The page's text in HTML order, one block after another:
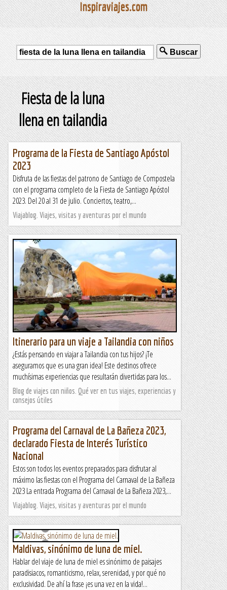
Inspiraviajes.com
Buscar
Fiesta de la luna
llena en tailandia
Programa de la Fiesta de Santiago Apóstol
2023
Disfruta de las fiestas del patrono de Santiago de Compostela
con el programa completo de la Fiesta de Santiago Apóstol
2023. Del 20 al 31 de julio. Conciertos, teatro,...
Viajablog. Viajes, visitas y aventuras por el mundo
Itinerario para un viaje a Tailandia con niños
¿Estás pensando en viajar a Tailandia con tus hijos? ¡Te
aseguramos que es una gran idea! Este destinos ofrece
muchísimas experiencias que resultarán divertidas para los...
Blog de viajes con niños. Qué ver en tus viajes, experiencias y
consejos útiles
Programa del Carnaval de La Bañeza 2023,
declarado Fiesta de Interés Turístico
Nacional
Estos son todos los eventos preparados para disfrutar al
máximo las fiestas con el Programa del Carnaval de La Bañeza
2023 La entrada Programa del Carnaval de La Bañeza 2023,...
Viajablog. Viajes, visitas y aventuras por el mundo
Maldivas, sinónimo de luna de miel.
Hablar del viaje de luna de miel es sinónimo de paisajes
paradisiacos, romanticismo, relax, serenidad, y por qué no
exclusividad. De ahí la frase ¡es una vez en la vida!...